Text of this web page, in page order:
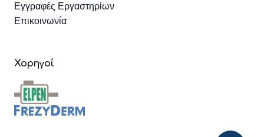
Εγγραφές Εργαστηρίων
Επικοινωνία
Χορηγοί